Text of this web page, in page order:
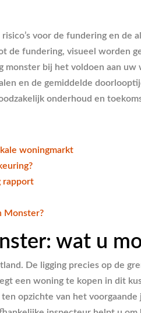
voor de fundering en de
de fundering, visueel worden
bij het voldoen aan
en de gemiddelde
onderhoud en
woningmarkt
rapport
Monster?
wat u
De ligging precies op de
een woning te kopen in dit
opzichte van het